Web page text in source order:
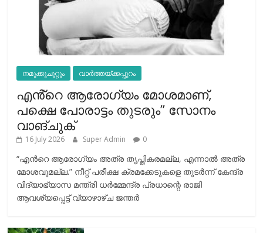
നമുക്കുചുറ്റും വാർത്തയ്ക്കപ്പുറം
എൻ്റെ ആരോഗ്യം മോശമാണ്,
പക്ഷെ പോരാട്ടം തുടരും” സോനം
വാങ്ചുക്
16 July 2026 Super Admin 0
“എന്‍റെ ആരോഗ്യം അത്ര തൃപ്തികരമല്ല, എന്നാൽ അത്ര
മോശവുമല്ല.” നീറ്റ് പരീക്ഷ ക്രമക്കേടുകളെ തുടർന്ന് കേന്ദ്ര
വിദ്യാഭ്യാസ മന്ത്രി ധർമ്മേന്ദ്ര പ്രധാന്റെ രാജി
ആവശ്യപ്പെട്ട് വ്യാഴാഴ്ച ജന്തർ